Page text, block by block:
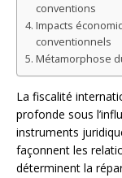
conventions
Impacts
conventionnels
Métamorphose
La fiscalité
profonde sous
instruments
façonnent les
déterminent la